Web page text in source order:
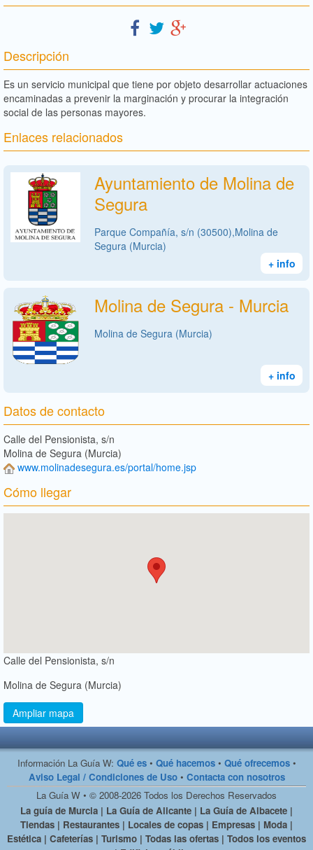
Descripción
Es un servicio municipal que tiene por objeto desarrollar actuaciones
encaminadas a prevenir la marginación y procurar la integración
social de las personas mayores.
Enlaces relacionados
Ayuntamiento de Molina de
Segura
Parque Compañía, s/n (30500),Molina de
Segura (Murcia)
+ info
Molina de Segura - Murcia
Molina de Segura (Murcia)
+ info
Datos de contacto
Calle del Pensionista, s/n
Molina de Segura (Murcia)
www.molinadesegura.es/portal/home.jsp
Cómo llegar
Calle del Pensionista, s/n
Molina de Segura (Murcia)
Ampliar mapa
Información La Guía W: Qué es• Qué hacemos• Qué ofrecemos•
Aviso Legal / Condiciones de Uso• Contacta con nosotros
La Guía W • © 2008-2026 Todos los Derechos Reservados
La guía de Murcia | La Guía de Alicante | La Guía de Albacete |
Tiendas | Restaurantes | Locales de copas | Empresas | Moda |
Estética | Cafeterías | Turismo | Todas las ofertas | Todos los eventos